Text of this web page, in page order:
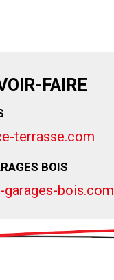
FAIRE
terrasse.com
BOIS
garages-bois.com